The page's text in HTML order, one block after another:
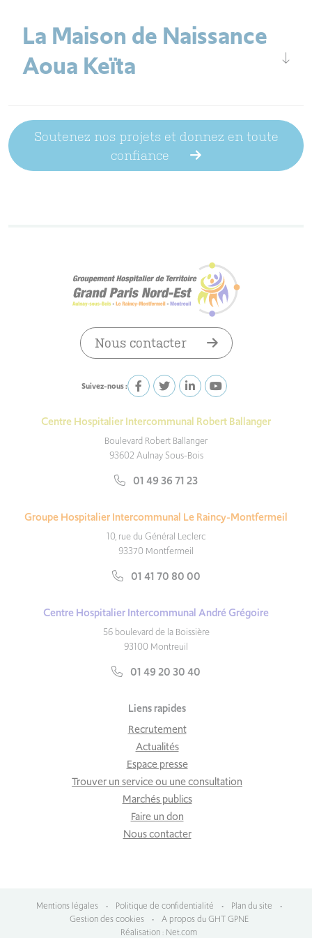
La Maison de Naissance
Aoua Keïta
Soutenez nos projets et donnez en toute
confiance
Suivez-nous :
Nous contacter
Centre Hospitalier Intercommunal Robert Ballanger
Boulevard Robert Ballanger
93602 Aulnay Sous-Bois
01 49 36 71 23
Groupe Hospitalier Intercommunal Le Raincy-Montfermeil
10, rue du Général Leclerc
93370 Montfermeil
01 41 70 80 00
Centre Hospitalier Intercommunal André Grégoire
56 boulevard de la Boissière
93100 Montreuil
01 49 20 30 40
Liens rapides
Recrutement
Actualités
Espace presse
Trouver un service ou une consultation
Marchés publics
Faire un don
Nous contacter
Mentions légales • Politique de confidentialité • Plan du site
•
Gestion des cookies
•
A propos du GHT GPNE
Réalisation : Net.com